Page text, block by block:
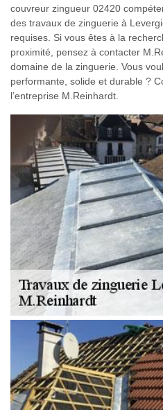
couvreur zingueur 02420
des travaux de zinguerie à
requises. Si vous êtes à la
proximité, pensez à contacter
domaine de la zinguerie. Vous
performante, solide et durable ?
l’entreprise M.Reinhardt.